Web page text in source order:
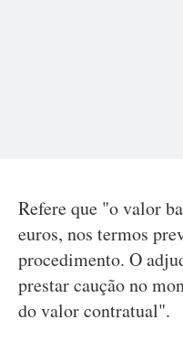
Refere que "o valor
euros, nos termos
procedimento. O
prestar caução no
do valor contratual".